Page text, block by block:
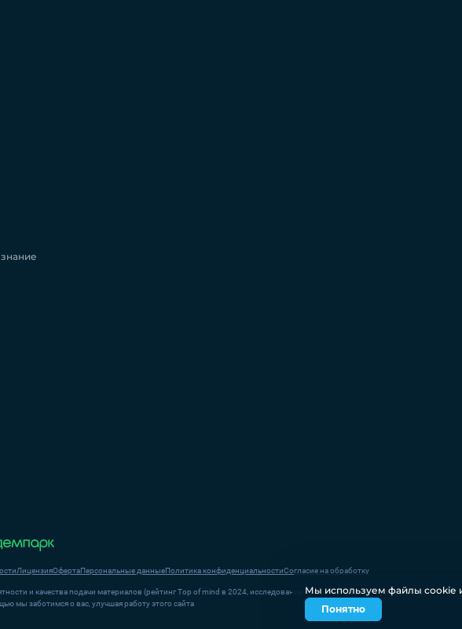
ЛицензияОфертаПерсональные данныеПолитика конфиденциальностиСогласие на обработку
и качества подачи материалов (рейтинг Top of mind в 2024, исследование компании Ipsos в России в 2023)
мы заботимся о вас, улучшая работу этого сайта
Мы используем файлы соokіе
Понятно